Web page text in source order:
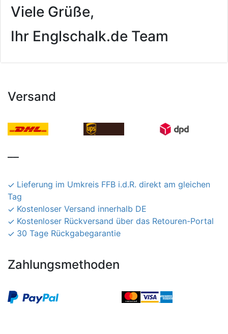
Viele Grüße,
Ihr Englschalk.de Team
Versand
Lieferung im Umkreis FFB i.d.R. direkt am gleichen
Tag
Kostenloser Versand innerhalb DE
Kostenloser Rückversand über das Retouren-Portal
30 Tage Rückgabegarantie
Zahlungsmethoden